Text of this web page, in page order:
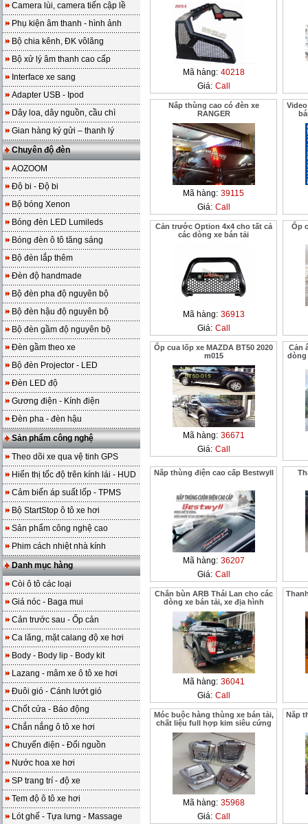
Camera lùi, camera tiến cập lề
Phụ kiện âm thanh - hình ảnh
Bộ chia kênh, ĐK vôlăng
Bộ xử lý âm thanh cao cấp
Interface xe sang
Adapter USB - Ipod
Dây loa, dây nguồn, cầu chì
Gian hàng ký gửi – thanh lý
Chuyên độ đèn
AOZOOM
Độ bi - Độ bi
Bộ bóng Xenon
Bóng đèn LED Lumileds
Bóng đèn ô tô tăng sáng
Bộ đèn lắp thêm
Đèn độ handmade
Bộ đèn pha độ nguyên bộ
Bộ đèn hậu độ nguyên bộ
Bộ đèn gầm độ nguyên bộ
Đèn gầm theo xe
Bộ đèn Projector - LED
Đèn LED độ
Gương điện - Kính điện
Đèn pha - đèn hậu
Sản phẩm công nghệ
Theo dõi xe qua vệ tinh GPS
Hiển thị tốc độ trên kính lái - HUD
Cảm biến áp suất lốp - TPMS
Bộ StartStop ô tô xe hơi
Sản phẩm công nghệ cao
Phim cách nhiệt nhà kính
Danh mục hàng
Còi ô tô các loại
Giá nóc - Baga mui
Cản trước sau - Ốp cản
Ca lăng, mặt calang độ xe hơi
Body - Body lip - Body kit
Lazang - mâm xe ô tô xe hơi
Đuôi gió - Cánh lướt gió
Chốt cửa - Báo động
Chắn nắng ô tô xe hơi
Chuyển điện - Đổi nguồn
Nước hoa xe hơi
SP trang trí - độ xe
Tem độ ô tô xe hơi
Lót ghế - Tựa lưng - Massage
Mã hàng: 40218
Giá: Call
Nắp thùng cao có đèn xe
RANGER
Mã hàng: 39115
Giá: Call
Cản trước Option 4x4 cho tất cả
các dòng xe bán tải
Mã hàng: 36913
Giá: Call
Ốp
Ốp cua lốp xe MAZDA BT50 2020
m015
Mã hàng: 36671
Giá: Call
Cản
dòng
Nắp thùng điện cao cấp Bestwyll
Mã hàng: 36207
Giá: Call
Chắn bùn ARB Thái Lan cho các
dòng xe bán tải, xe địa hình
Mã hàng: 36041
Giá: Call
Móc buộc hàng thùng xe bán tải,
chất liệu full hợp kim siêu cứng
Mã hàng: 35968
Giá: Call
Nắp